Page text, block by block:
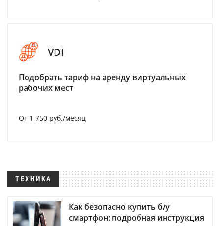
VDI
Подобрать тариф на аренду виртуальных
рабочих мест
От 1 750 руб./месяц
ТЕХНИКА
Как безопасно купить б/у
смартфон: подробная инструкция